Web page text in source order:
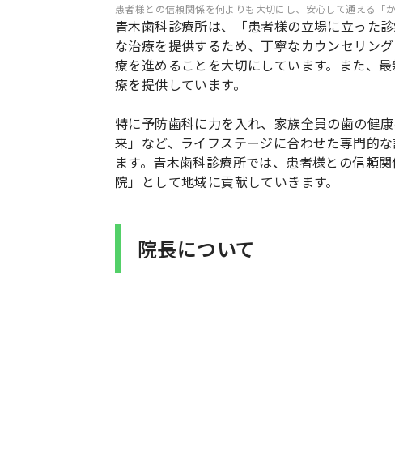
患者様との信頼関係を何よりも大切にし、安心して通える「
青木歯科診療所は、「患者様の立場に立った
な治療を提供するため、丁寧なカウンセリン
療を進めることを大切にしています。また、
療を提供しています。
特に予防歯科に力を入れ、家族全員の歯の健
来」など、ライフステージに合わせた専門的
ます。青木歯科診療所では、患者様との信頼
院」として地域に貢献していきます。
院長について